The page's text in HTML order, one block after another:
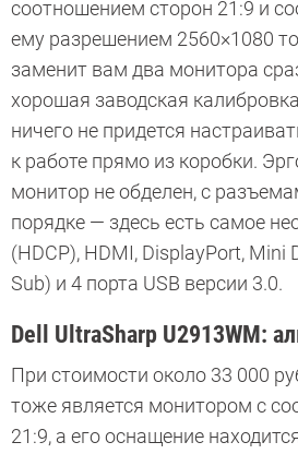
соотношением сторон 21:9 и
ему разрешением 2560×1080
заменит вам два монитора
хорошая заводская
ничего не придется
к работе прямо из коробки.
монитор не обделен, с
порядке — здесь есть самое
(HDCP), HDMI, DisplayPort, Mini
Sub) и 4 порта USB версии 3.0.
Dell UltraSharp U2913WM:
При стоимости около 33 000
тоже является монитором с
21:9, а его оснащение